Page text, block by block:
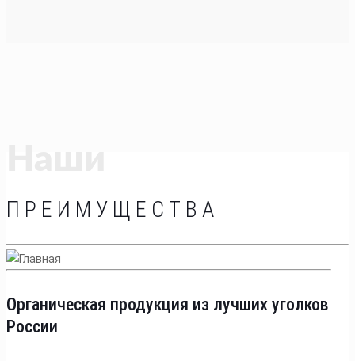
ПРЕИМУЩЕСТВА
Органическая продукция из лучших уголков
России